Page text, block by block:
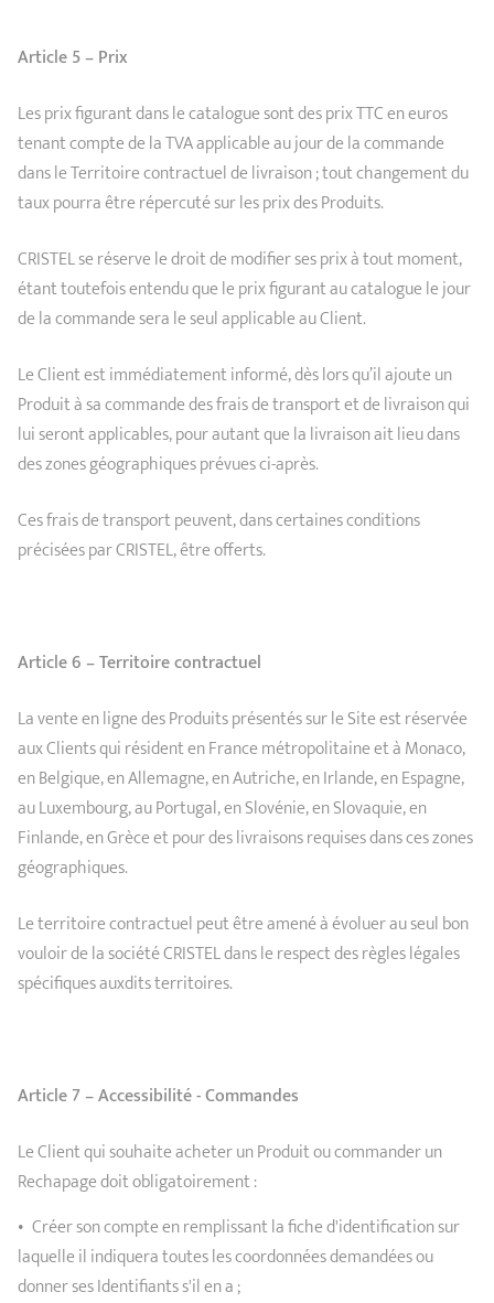
Article 5 – Prix
Les prix figurant dans le catalogue sont des prix TTC en euros
tenant compte de la TVA applicable au jour de la commande
dans le Territoire contractuel de livraison ; tout changement du
taux pourra être répercuté sur les prix des Produits.
CRISTEL se réserve le droit de modifier ses prix à tout moment,
étant toutefois entendu que le prix figurant au catalogue le jour
de la commande sera le seul applicable au Client.
Le Client est immédiatement informé, dès lors qu’il ajoute un
Produit à sa commande des frais de transport et de livraison qui
lui seront applicables, pour autant que la livraison ait lieu dans
des zones géographiques prévues ci-après.
Ces frais de transport peuvent, dans certaines conditions
précisées par CRISTEL, être offerts.
Article 6 – Territoire contractuel
La vente en ligne des Produits présentés sur le Site est réservée
aux Clients qui résident en France métropolitaine et à Monaco,
en Belgique, en Allemagne, en Autriche, en Irlande, en Espagne,
au Luxembourg, au Portugal, en Slovénie, en Slovaquie, en
Finlande, en Grèce et pour des livraisons requises dans ces zones
géographiques.
Le territoire contractuel peut être amené à évoluer au seul bon
vouloir de la société CRISTEL dans le respect des règles légales
spécifiques auxdits territoires.
Article 7 – Accessibilité - Commandes
Le Client qui souhaite acheter un Produit ou commander un
Rechapage doit obligatoirement :
Créer son compte en remplissant la fiche d'identification sur
laquelle il indiquera toutes les coordonnées demandées ou
donner ses Identifiants s'il en a ;